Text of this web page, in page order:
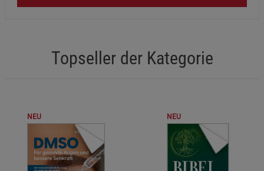
Topseller der Kategorie
NEU NEU